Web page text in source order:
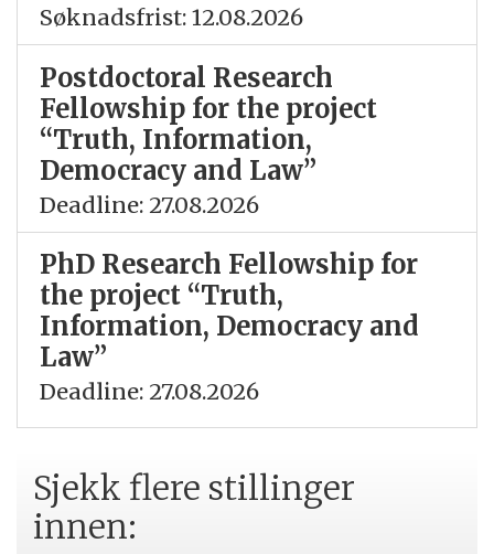
Søknadsfrist: 12.08.2026
Postdoctoral Research
Fellowship for the project
“Truth, Information,
Democracy and Law”
Deadline: 27.08.2026
PhD Research Fellowship for
the project “Truth,
Information, Democracy and
Law”
Deadline: 27.08.2026
Sjekk flere stillinger
innen: